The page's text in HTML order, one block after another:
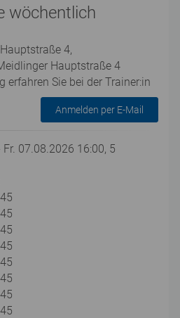
wöchentlich
4,
Hauptstraße 4
erfahren Sie bei der Trainer:in
Anmelden per E-Mail
07.08.2026 16:00, 5